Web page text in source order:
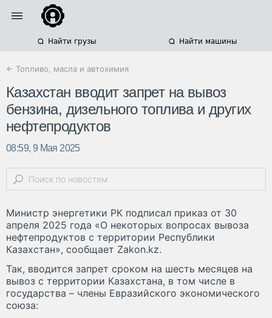
Найти грузы Найти машины
← Топливо, масла и автохимия
Казахстан вводит запрет на вывоз
бензина, дизельного топлива и других
нефтепродуктов
08:59, 9 Мая 2025
Министр энергетики РК подписал приказ от 30
апреля 2025 года «О некоторых вопросах вывоза
нефтепродуктов с территории Республики
Казахстан», сообщает Zakon.kz.
Так, вводится запрет сроком на шесть месяцев на
вывоз с территории Казахстана, в том числе в
государства – члены Евразийского экономического
союза: